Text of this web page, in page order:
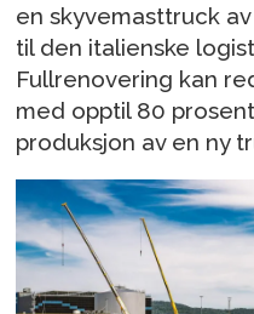
en skyvemasttruck
til den italienske
Fullrenovering kan
med opptil 80
produksjon av en ny